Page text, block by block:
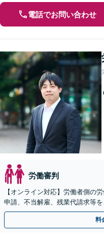
電話でお問い合わせ
労働審判
【オンライン対応】労働者側の
申請、不当解雇、残業代請求等を
料